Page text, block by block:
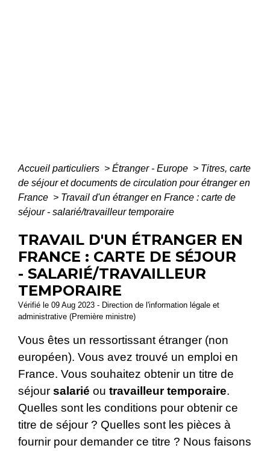
Accueil particuliers > Étranger - Europe > Titres, carte
de séjour et documents de circulation pour étranger en
France > Travail d'un étranger en France : carte de
séjour - salarié/travailleur temporaire
TRAVAIL D'UN ÉTRANGER EN
FRANCE : CARTE DE SÉJOUR
- SALARIÉ/TRAVAILLEUR
TEMPORAIRE
Vérifié le 09 Aug 2023 - Direction de l'information légale et
administrative (Première ministre)
Vous êtes un ressortissant étranger (non
européen). Vous avez trouvé un emploi en
France. Vous souhaitez obtenir un titre de
séjour salarié ou travailleur temporaire.
Quelles sont les conditions pour obtenir ce
titre de séjour ? Quelles sont les pièces à
fournir pour demander ce titre ? Nous faisons